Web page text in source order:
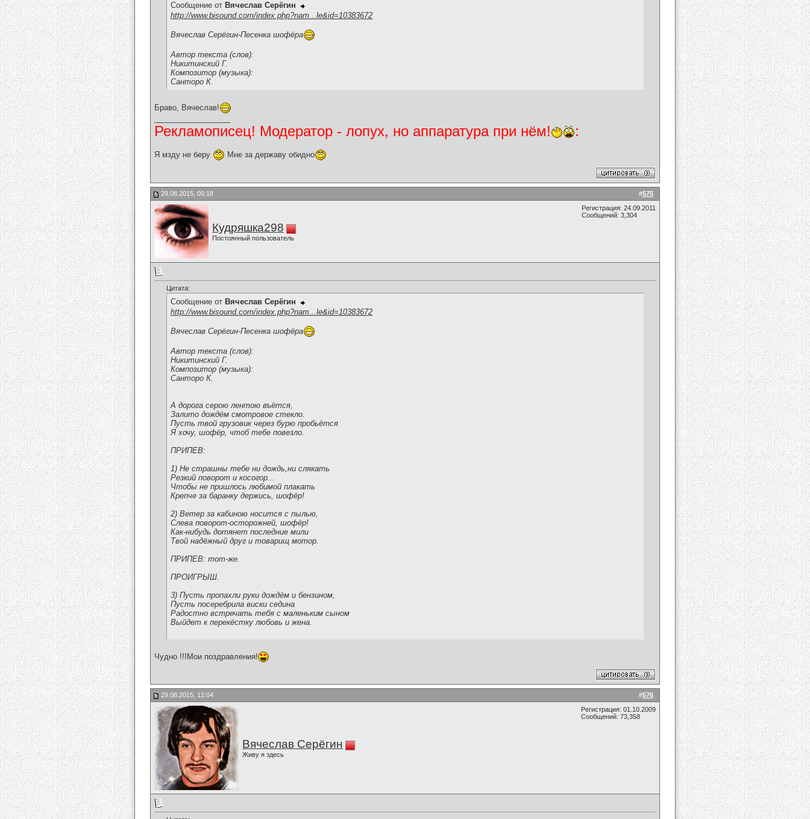
Сообщение от Вячеслав Серёгин
http://www.bisound.com/index.php?nam...le&id=10383672
Вячеслав Серёгин-Песенка шофёра
Автор текста (слов):
Никитинский Г.
Композитор (музыка):
Санторо К.
Браво, Вячеслав!
Рекламописец! Модератор - лопух, но аппаратура при нём! :
Я мзду не беру Мне за державу обидно
#575
29.08.2015, 05:18
Кудряшка298
Постоянный пользователь
Регистрация: 24.09.2011
Сообщений: 3,304
Цитата:
Сообщение от Вячеслав Серёгин
http://www.bisound.com/index.php?nam...le&id=10383672
Вячеслав Серёгин-Песенка шофёра
Автор текста (слов):
Никитинский Г.
Композитор (музыка):
Санторо К.
А дорога серою лентою въётся,
Залито дождём смотровое стекло.
Пусть твой грузовик через бурю пробьётся
Я хочу, шофёр, чтоб тебе повезло.
ПРИПЕВ:
1) Не страшны тебе ни дождь,ни слякать
Резкий поворот и косогор...
Чтобы не пришлось любимой плакать
Крепче за баранку держись, шофёр!
2) Ветер за кабиною носится с пылью,
Слева поворот-осторожней, шофёр!
Как-нибудь дотянет последние мили
Твой надёжный друг и товарищ мотор.
ПРИПЕВ: тот-же.
ПРОИГРЫШ.
3) Пусть пропахли руки дождём и бензином,
Пусть посеребрила виски седина
Радостно встречать тебя с маленьким сыном
Выйдет к перекёстку любовь и жена.
Чудно !!!Мои поздравления!
#576
29.08.2015, 12:04
Вячеслав Серёгин
Живу я здесь
Регистрация: 01.10.2009
Сообщений: 73,358